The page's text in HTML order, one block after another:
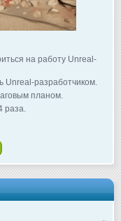
на работу Unreal-
Unreal-разработчиком.
планом.
раза.